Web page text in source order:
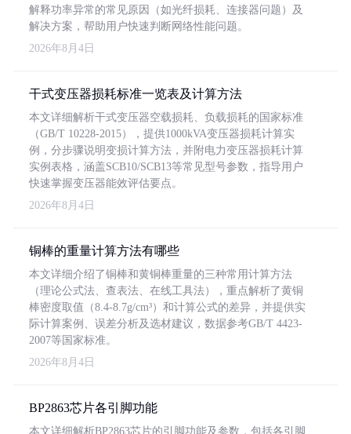
解释功率异常的常见原因（如光纤损耗、连接器问题）及
解决方案，帮助用户快速判断网络性能问题。
2026年8月4日
干式变压器损耗标准一览表及计算方法
本文详细解析干式变压器空载损耗、负载损耗的国家标准
（GB/T 10228-2015），提供1000kVA变压器损耗计算实
例，分步骤说明变损计算方法，并附电力变压器损耗计算
实例表格，涵盖SCB10/SCB13等常见型号参数，指导用户
快速掌握变压器能效评估要点。
2026年8月4日
铜棒的重量计算方法有哪些
本文详细介绍了铜棒和黄铜棒重量的三种常用计算方法
（理论公式法、查表法、在线工具法），重点解析了黄铜
棒密度取值（8.4-8.7g/cm³）和计算公式的差异，并提供实
际计算案例、误差分析及选材建议，数据参考GB/T 4423-
2007等国家标准。
2026年8月4日
BP2863芯片各引脚功能
本文详细解析BP2863芯片的引脚功能及参数，包括各引脚